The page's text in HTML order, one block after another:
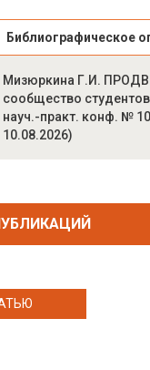
Библиографическое
Мизюркина Г.И.
сообщество
науч.-практ. конф. №
10.08.2026)